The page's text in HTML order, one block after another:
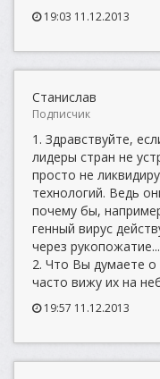
19:03 11.12.2013
Станислав
Подписчик
1. Здравствуйте,
лидеры стран не
просто не
технологий. Ведь
почему бы,
генный вирус
через
2. Что Вы думаете
часто вижу их на
19:57 11.12.2013